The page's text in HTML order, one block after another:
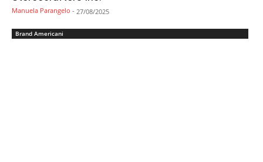
Manuela Parangelo - 27/08/2025
Brand Americani